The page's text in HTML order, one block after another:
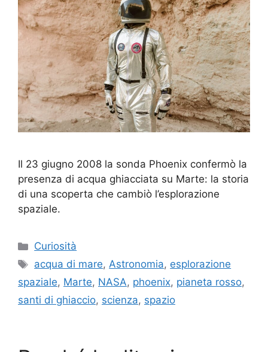
Il 23 giugno 2008 la sonda Phoenix confermò la
presenza di acqua ghiacciata su Marte: la storia
di una scoperta che cambiò l’esplorazione
spaziale.
Categorie
Curiosità
Tag
acqua di mare,Astronomia, esplorazione
spaziale, Marte, NASA, phoenix, pianeta rosso,
santi di ghiaccio, scienza, spazio